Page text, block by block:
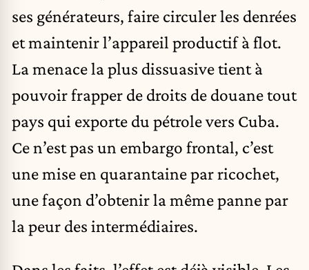
ses générateurs, faire circuler les denrées
et maintenir l’appareil productif à flot.
La menace la plus dissuasive tient à
pouvoir frapper de droits de douane tout
pays qui exporte du pétrole vers Cuba.
Ce n’est pas un embargo frontal, c’est
une mise en quarantaine par ricochet,
une façon d’obtenir la même panne par
la peur des intermédiaires.